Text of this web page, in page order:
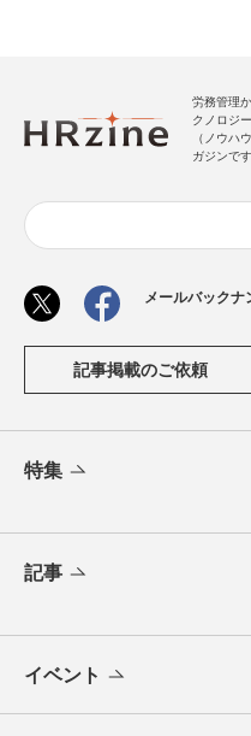
労務管理
クノロジ
（ノウハ
ガジンです
メールバックナ
記事掲載のご依頼
特集
記事
イベント